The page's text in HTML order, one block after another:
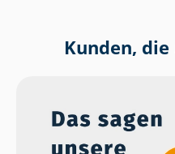
Kunden,